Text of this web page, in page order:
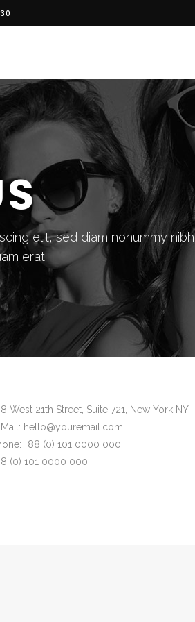
elit, sed diam nonummy nibh
erat
West 21th Street, Suite 721, New York NY
Mail: hello@youremail.com
+88 (0) 101 0000 000
(0) 101 0000 000